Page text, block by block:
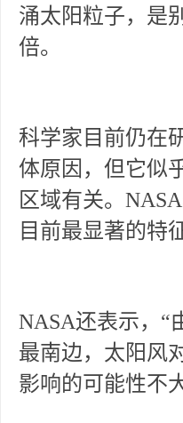
涌太阳粒子，是
倍。
科学家目前仍在
体原因，但它似
区域有关。
目前最显著的特
NASA还表示，“
最南边，太阳风
影响的可能性不